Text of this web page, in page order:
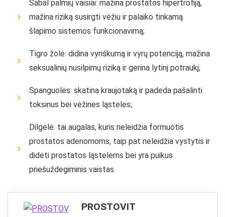
Sabal palmių vaisiai: mažina prostatos hipertrofiją,
mažina riziką susirgti vėžiu ir palaiko tinkamą
šlapimo sistemos funkcionavimą;
Tigro žolė: didina vyriškumą ir vyrų potenciją, mažina
seksualinių nusilpimų riziką ir gerina lytinį potraukį;
Spanguolės: skatina kraujotaką ir padeda pašalinti
toksinus bei vėžines ląsteles;
Dilgėlė: tai augalas, kuris neleidžia formuotis
prostatos adenomoms, taip pat neleidžia vystytis ir
didėti prostatos ląstelėms bei yra puikus
priešuždegiminis vaistas.
PROSTOVIT